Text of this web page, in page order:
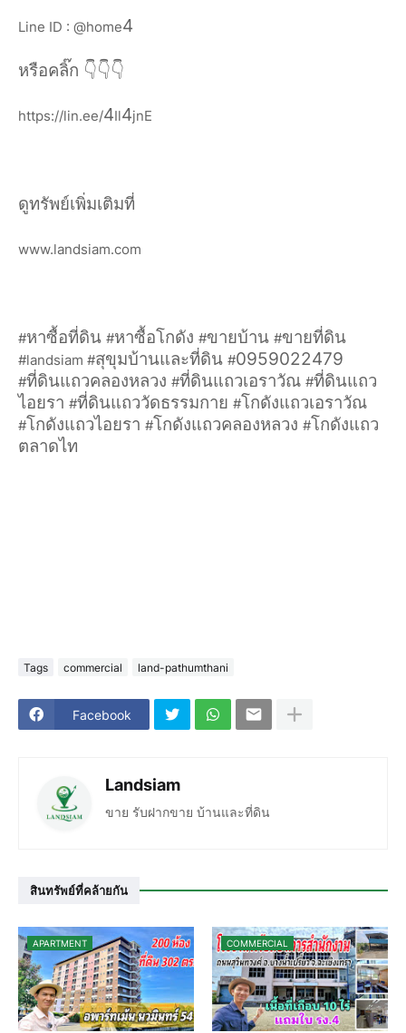
Line ID : @home4
หรือคลิ๊ก 👇👇👇
https://lin.ee/4Il4jnE
ดูทรัพย์เพิ่มเติมที่
www.landsiam.com
#หาซื้อที่ดิน #หาซื้อโกดัง #ขายบ้าน #ขายที่ดิน
#landsiam #สุขุมบ้านและที่ดิน #0959022479
#ที่ดินแถวคลองหลวง #ที่ดินแถวเอราวัณ #ที่ดินแถว
ไอยรา #ที่ดินแถววัดธรรมกาย #โกดังแถวเอราวัณ
#โกดังแถวไอยรา #โกดังแถวคลองหลวง #โกดังแถว
ตลาดไท
Tags commercial land-pathumthani
Facebook
Landsiam
ขาย รับฝากขาย บ้านและที่ดิน
สินทรัพย์ที่คล้ายกัน
APARTMENT COMMERCIAL